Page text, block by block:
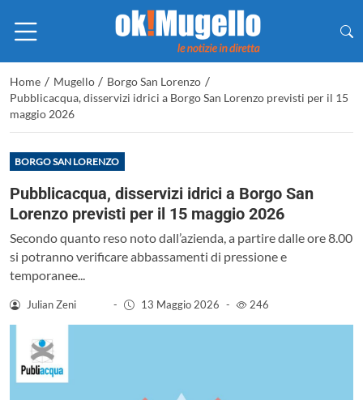
Home / Mugello / Borgo San Lorenzo /
Pubblicacqua, disservizi idrici a Borgo San Lorenzo previsti per il 15
maggio 2026
BORGO SAN LORENZO
Pubblicacqua, disservizi idrici a Borgo San
Lorenzo previsti per il 15 maggio 2026
Secondo quanto reso noto dall’azienda, a partire dalle ore 8.00
si potranno verificare abbassamenti di pressione e
temporanee...
Julian Zeni - 13 Maggio 2026 - 246